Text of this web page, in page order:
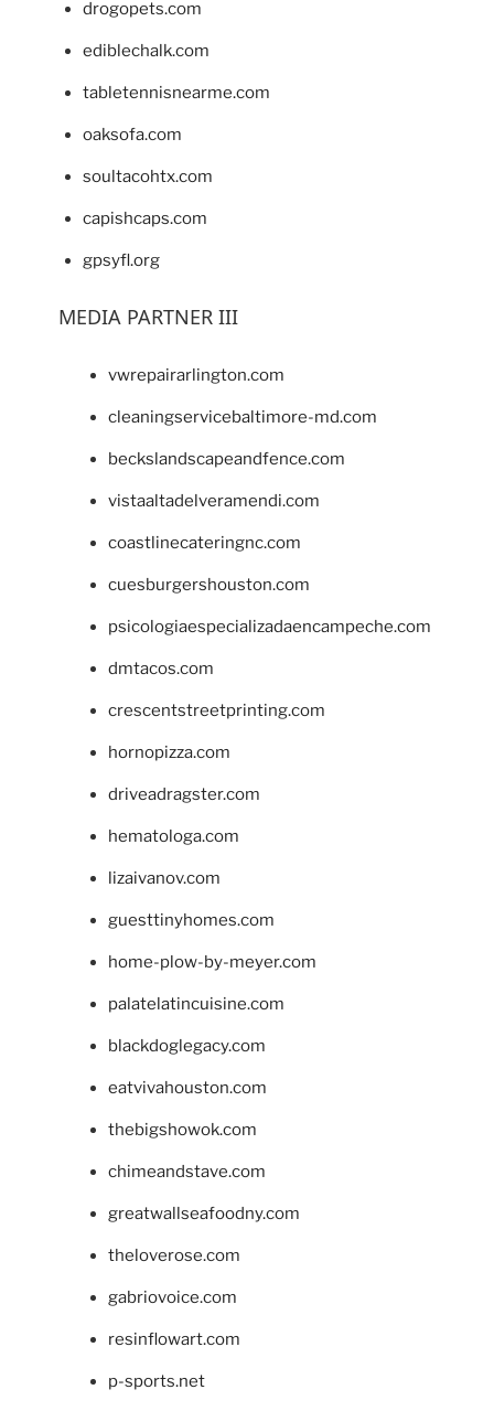
drogopets.com
ediblechalk.com
tabletennisnearme.com
oaksofa.com
soultacohtx.com
capishcaps.com
gpsyfl.org
MEDIA PARTNER III
vwrepairarlington.com
cleaningservicebaltimore-md.com
beckslandscapeandfence.com
vistaaltadelveramendi.com
coastlinecateringnc.com
cuesburgershouston.com
psicologiaespecializadaencampeche.com
dmtacos.com
crescentstreetprinting.com
hornopizza.com
driveadragster.com
hematologa.com
lizaivanov.com
guesttinyhomes.com
home-plow-by-meyer.com
palatelatincuisine.com
blackdoglegacy.com
eatvivahouston.com
thebigshowok.com
chimeandstave.com
greatwallseafoodny.com
theloverose.com
gabriovoice.com
resinflowart.com
p-sports.net